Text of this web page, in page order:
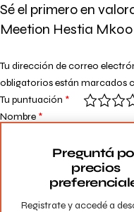
Sé el primero en
Meetion Hestia
Tu dirección de correo
obligatorios están marcados
Tu puntuación *
Nombre *
Registrate y accedé a
Preguntá
precios